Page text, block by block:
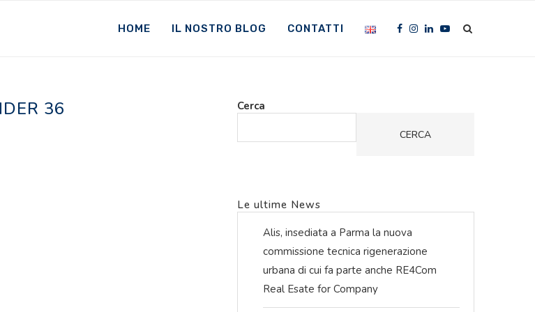
HOME IL NOSTRO BLOG CONTATTI
36 Cerca
CERCA
Le ultime News
Alis, insediata a Parma la nuova
commissione tecnica rigenerazione
urbana di cui fa parte anche RE4Com
Real Esate for Company